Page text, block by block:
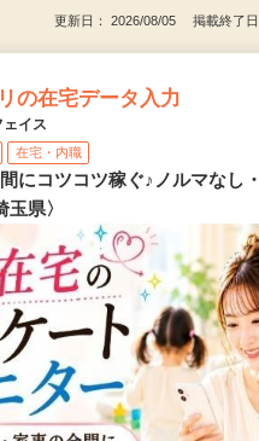
更新日： 2026/08/05 掲載終了日
の在宅データ入力
イス
在宅・内職
にコツコツ稼ぐ♪ノルマなし
県〉